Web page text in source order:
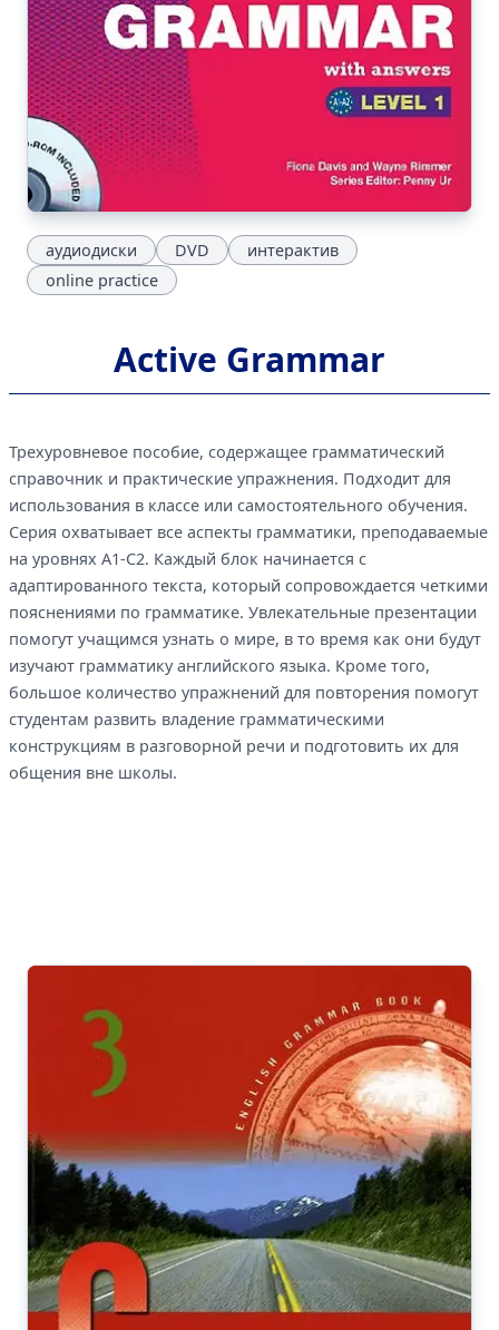
аудиодиски DVD
интерактив
online practice
Active Grammar
Трехуровневое пособие, содержащее грамматический
справочник и практические упражнения. Подходит для
использования в классе или самостоятельного обучения.
Серия охватывает все аспекты грамматики, преподаваемые
на уровнях А1-С2. Каждый блок начинается с
адаптированного текста, который сопровождается четкими
пояснениями по грамматике. Увлекательные презентации
помогут учащимся узнать о мире, в то время как они будут
изучают грамматику английского языка. Кроме того,
большое количество упражнений для повторения помогут
студентам развить владение грамматическими
конструкциям в разговорной речи и подготовить их для
общения вне школы.